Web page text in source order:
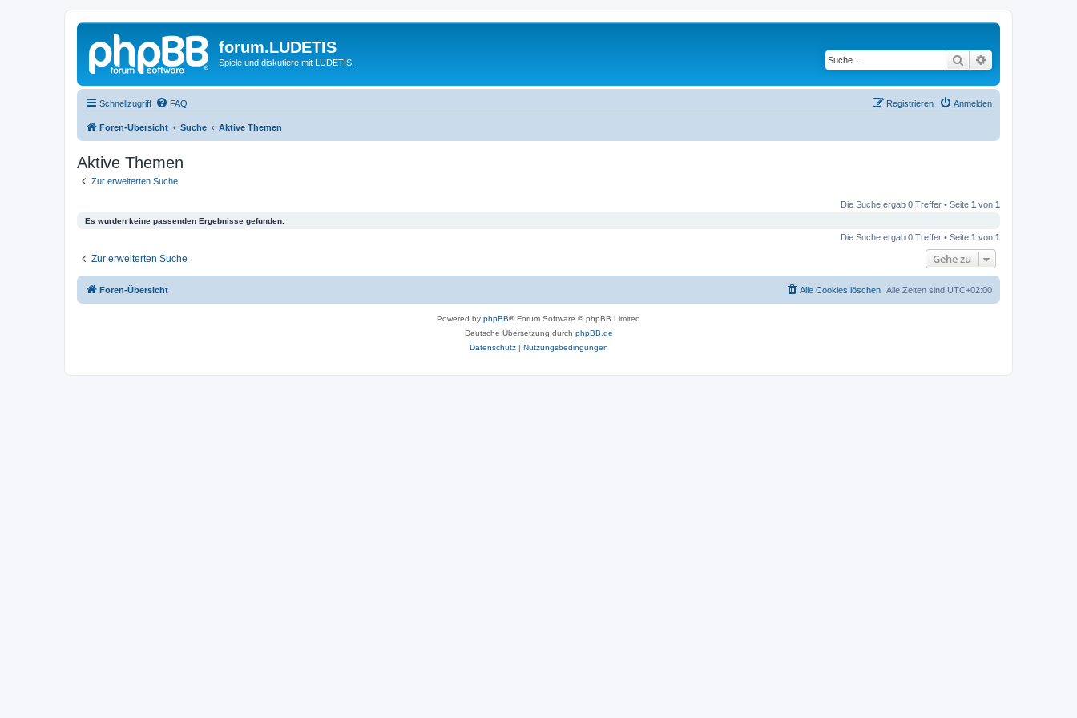
forum.LUDETIS
Spiele und diskutiere mit LUDETIS. Suche
Schnellzugriff FAQ Anmelden
Registrieren
Foren-Übersicht Suche Aktive Themen
Aktive Themen
Zur erweiterten Suche
Die Suche ergab 0 Treffer • Seite 1 von 1
Es wurden keine passenden Ergebnisse gefunden.
Die Suche ergab 0 Treffer • Seite 1 von 1
Zur erweiterten Suche Gehe zu
Foren-Übersicht Alle Zeiten sind UTC+02:00
Alle Cookies löschen
Powered by phpBB® Forum Software © phpBB Limited
Deutsche Übersetzung durch phpBB.de
Datenschutz| Nutzungsbedingungen